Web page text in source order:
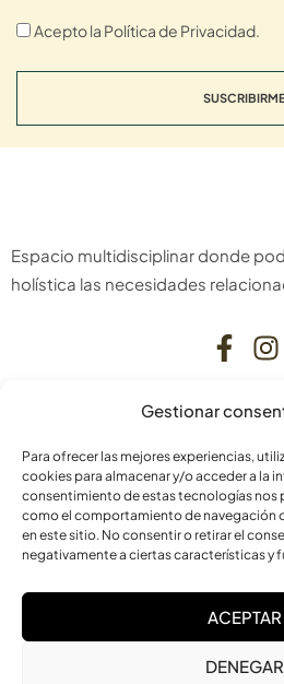
Gestionar
Para ofrecer las mejores experiencias,
cookies para almacenar y/o acceder a la
consentimiento de estas tecnologías nos
como el comportamiento de navegación
en este sitio. No consentir o retirar el
negativamente a ciertas características y
ACEPTAR
DENEGAR
Acepto la Política de Privacidad.
Espacio multidisciplinar donde
holística las necesidades
C. Bardenas Reales, 11, bajo
31006 Pamplona
Navarra